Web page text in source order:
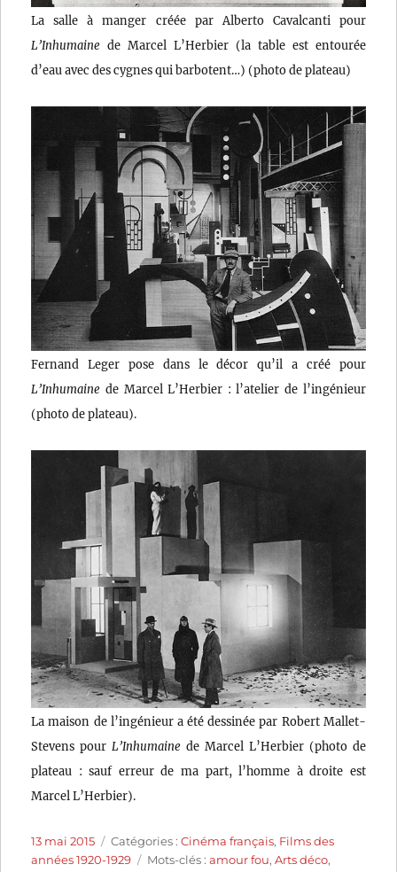
La salle à manger créée par Alberto Cavalcanti pour
L’Inhumaine de Marcel L’Herbier (la table est entourée
d’eau avec des cygnes qui barbotent…) (photo de plateau)
Fernand Leger pose dans le décor qu’il a créé pour
L’Inhumaine de Marcel L’Herbier : l’atelier de l’ingénieur
(photo de plateau).
La maison de l’ingénieur a été dessinée par Robert Mallet-
Stevens pourL’Inhumaine de Marcel L’Herbier (photo de
plateau : sauf erreur de ma part, l’homme à droite est
Marcel L’Herbier).
Publié
le
13 mai 2015 Catégories
Catégories :Cinéma français, Films des
années 1920-1929
Étiquettes
Mots-clés :amour fou,Arts déco,